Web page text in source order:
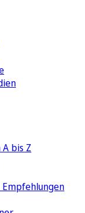
bis Z
Empfehlungen